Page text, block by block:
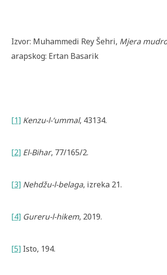
Izvor: Muhammedi Rey Šehri, Mjera
arapskog: Ertan Basarik
[1] Kenzu-l-‘ummal, 43134.
[2] El-Bihar, 77/165/2.
[3] Nehdžu-l-belaga, izreka 21.
[4] Gureru-l-hikem, 2019.
[5] Isto, 194.